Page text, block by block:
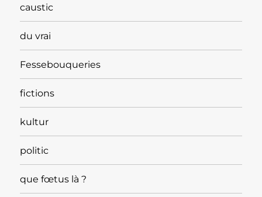
caustic
du vrai
Fessebouqueries
fictions
kultur
politic
que fœtus là ?